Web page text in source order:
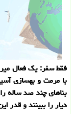
فقط سفر: یك فعال
با مرمت و بهسازی
بناهای چند صد ساله
دیار را ببینند و قدر